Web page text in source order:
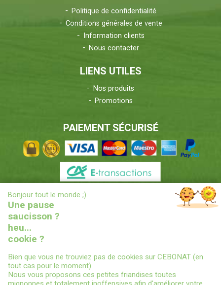
Politique de confidentialité
Conditions générales de vente
Information clients
Nous contacter
LIENS UTILES
Nos produits
Promotions
PAIEMENT SÉCURISÉ
INFORMATIONS LIVRAISONS
© 2022CEBONAT - BOYAUX-SAUCISSES-EPICES-CONSERVES
X
Bonjour tout le monde ;)
Une pause
saucisson ?
heu...
cookie ?
Bien que vous ne trouviez pas de cookies sur CEBONAT (en
tout cas pour le moment).
Nous vous proposons ces petites friandises toutes